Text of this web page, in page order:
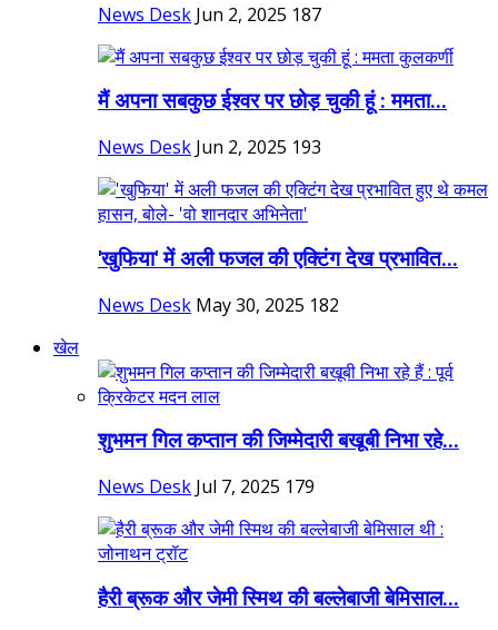
News Desk Jun 2, 2025 187
मैं अपना सबकुछ ईश्वर पर छोड़ चुकी हूं : ममता...
News Desk Jun 2, 2025 193
'खुफिया' में अली फजल की एक्टिंग देख प्रभावित...
News Desk May 30, 2025 182
खेल
शुभमन गिल कप्तान की जिम्मेदारी बखूबी निभा रहे...
News Desk Jul 7, 2025 179
हैरी ब्रूक और जेमी स्मिथ की बल्लेबाजी बेमिसाल...